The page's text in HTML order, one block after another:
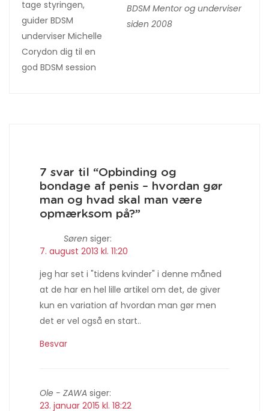
BDSM Mentor og underviser
siden 2008
7 svar til “Opbinding og
bondage af penis – hvordan gør
man og hvad skal man være
opmærksom på?”
Søren siger:
7. august 2013 kl. 11:20
jeg har set i "tidens kvinder" i denne måned
at de har en hel lille artikel om det, de giver
kun en variation af hvordan man gør men
det er vel også en start..
Besvar
Ole - ZAWA siger:
23. januar 2015 kl. 18:22